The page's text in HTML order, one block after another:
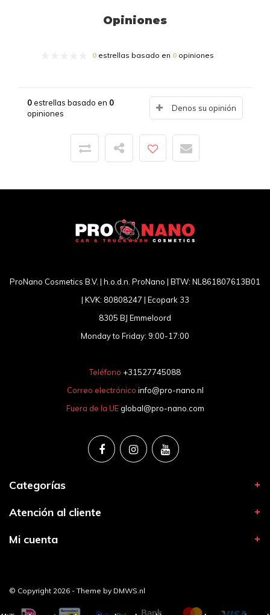
Opiniones
0 estrellas basado en 0 opiniones
0estrellas basado en 0
opiniones
Denos su opinión
ProNano Cosmetics B.V. | h.o.d.n. ProNano | BTW: NL861807613B01
| KVK: 80808247 | Ecopark 33
8305 BJ Emmeloord
Monday to Friday: 9:00-17:00
Teléfono +31527745088
Correo electrónico info@pro-nano.nl
Fuera de la UE global@pro-nano.com
Categorías
Atención al cliente
Mi cuenta
© Copyright 2026 - Theme by DMWS.nl